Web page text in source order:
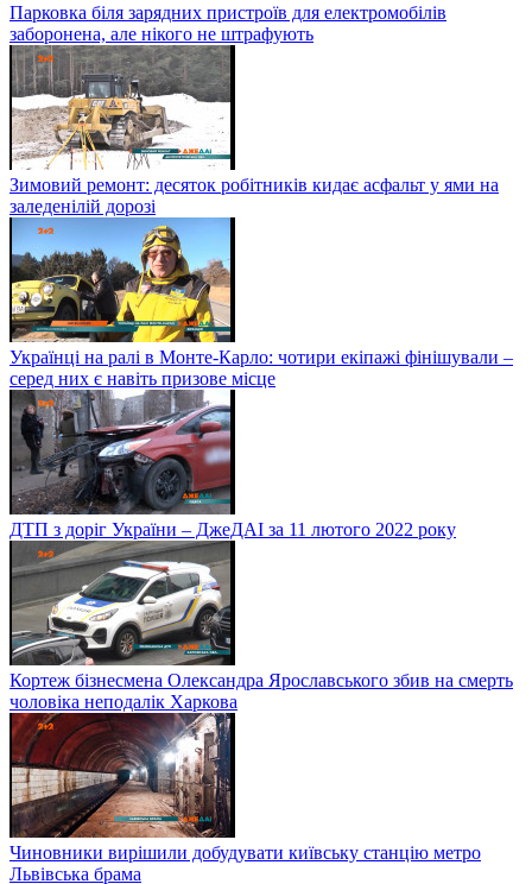
Парковка біля зарядних пристроїв для електромобілів
заборонена, але нікого не штрафують
Зимовий ремонт: десяток робітників кидає асфальт у ями на
заледенілій дорозі
Українці на ралі в Монте-Карло: чотири екіпажі фінішували –
серед них є навіть призове місце
ДТП з доріг України – ДжеДАІ за 11 лютого 2022 року
Кортеж бізнесмена Олександра Ярославського збив на смерть
чоловіка неподалік Харкова
Чиновники вирішили добудувати київську станцію метро
Львівська брама